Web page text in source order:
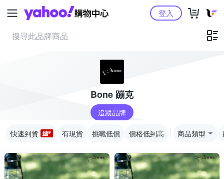
Yahoo購物中心登入
Bone 蹦克
追蹤品牌
快速到貨 有現貨 挑戰低價 價格低到高 商品類型